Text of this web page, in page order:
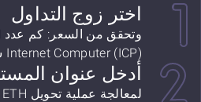
اختر زوج التداول
Internet Computer (ICP) ستحصل عليه.
أدخل عنوان